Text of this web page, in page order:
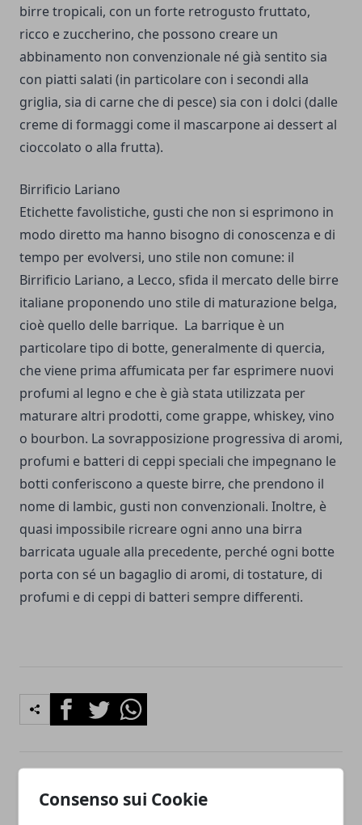
Consenso sui Cookie
birre tropicali, con un forte retrogusto fruttato,
ricco e zuccherino, che possono creare un
abbinamento non convenzionale né già sentito sia
con piatti salati (in particolare con i secondi alla
griglia, sia di carne che di pesce) sia con i dolci (dalle
creme di formaggi come il mascarpone ai dessert al
cioccolato o alla frutta).
Birrificio Lariano
Etichette favolistiche, gusti che non si esprimono in
modo diretto ma hanno bisogno di conoscenza e di
tempo per evolversi, uno stile non comune: il
Birrificio Lariano, a Lecco, sfida il mercato delle birre
italiane proponendo uno stile di maturazione belga,
cioè quello delle barrique. La barrique è un
particolare tipo di botte, generalmente di quercia,
che viene prima affumicata per far esprimere nuovi
profumi al legno e che è già stata utilizzata per
maturare altri prodotti, come grappe, whiskey, vino
o bourbon. La sovrapposizione progressiva di aromi,
profumi e batteri di ceppi speciali che impegnano le
botti conferiscono a queste birre, che prendono il
nome di lambic, gusti non convenzionali. Inoltre, è
quasi impossibile ricreare ogni anno una birra
barricata uguale alla precedente, perché ogni botte
porta con sé un bagaglio di aromi, di tostature, di
profumi e di ceppi di batteri sempre differenti.
FacebookTwitterWhatsapp
Articolo Precedente